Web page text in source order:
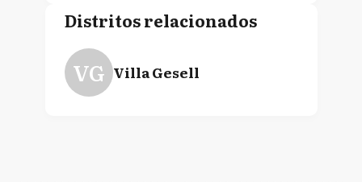
Distritos relacionados
VG Villa Gesell